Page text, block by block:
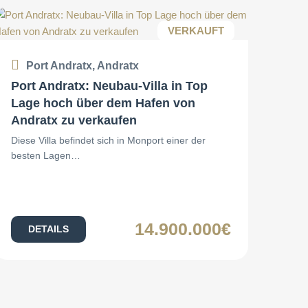
VERKAUFT
Port Andratx, Andratx
Port Andratx: Neubau-Villa in Top
Lage hoch über dem Hafen von
Andratx zu verkaufen
Diese Villa befindet sich in Monport einer der
besten Lagen…
DETAILS 14.900.000€